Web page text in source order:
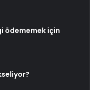
ödememek için